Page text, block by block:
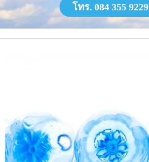
โทร. 084 355 9229